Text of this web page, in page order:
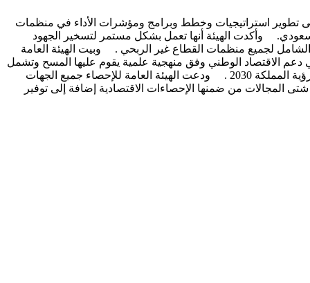
تطوير استراتيجيات وخطط وبرامج ومؤشرات الأداء في منظمات
وأكدت الهيئة أنها تعمل بشكل مستمر لتسخير الجهود
لجميع منظمات القطاع غير الربحي . وبيت الهيئة العامة
دوره في دعم الاقتصاد الوطني وفق منهجية علمية يقوم عليها المسح وتشمل
أسلوب جمع البيانات والنتائج التحليلية للحصول على نتائج تساهم في دعم صناع القرار وراسمي السياسات في التخطيط لتحقيق مستهدفات رؤية المملكة 2030 . ودعت الهيئة العامة للإحصاء جميع الجهات
المجالات من ضمنها الإحصاءات الاقتصادية إضافة إلى توفير